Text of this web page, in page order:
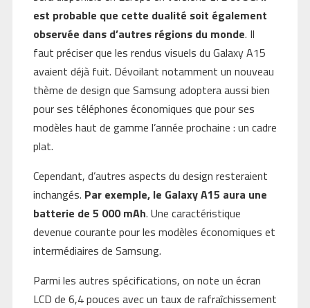
est probable que cette dualité soit également
observée dans d’autres régions du monde. Il
faut préciser que les rendus visuels du Galaxy A15
avaient déjà fuit. Dévoilant notamment un nouveau
thème de design que Samsung adoptera aussi bien
pour ses téléphones économiques que pour ses
modèles haut de gamme l’année prochaine : un cadre
plat.
Cependant, d’autres aspects du design resteraient
inchangés. Par exemple, le Galaxy A15 aura une
batterie de 5 000 mAh. Une caractéristique
devenue courante pour les modèles économiques et
intermédiaires de Samsung.
Parmi les autres spécifications, on note un écran
LCD de 6,4 pouces avec un taux de rafraîchissement